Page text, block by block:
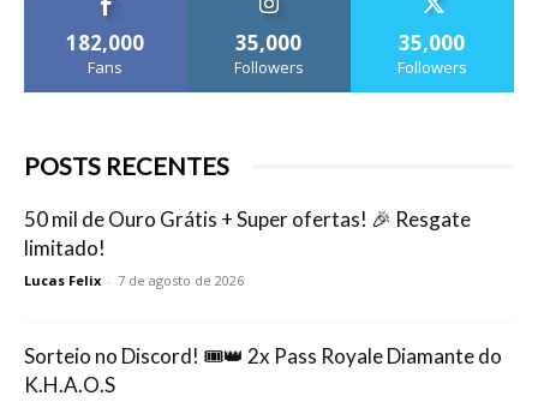
182,000
Fans
35,000
Followers
35,000
Followers
POSTS RECENTES
50 mil de Ouro Grátis + Super ofertas! 🎉 Resgate
limitado!
Lucas Felix - 7 de agosto de 2026
Sorteio no Discord! 🎟️👑 2x Pass Royale Diamante do
K.H.A.O.S